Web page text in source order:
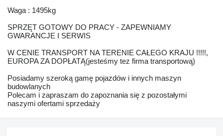
Waga : 1495kg
SPRZĘT GOTOWY DO PRACY - ZAPEWNIAMY
GWARANCJE I SERWIS
W CENIE TRANSPORT NA TERENIE CAŁEGO KRAJU !!!!!,
EUROPA ZA DOPŁATĄ(jesteśmy tez firma transportową)
Posiadamy szeroką gamę pojazdów i innych maszyn
budowlanych
Polecam i zapraszam do zapoznania się z pozostałymi
naszymi ofertami sprzedaży